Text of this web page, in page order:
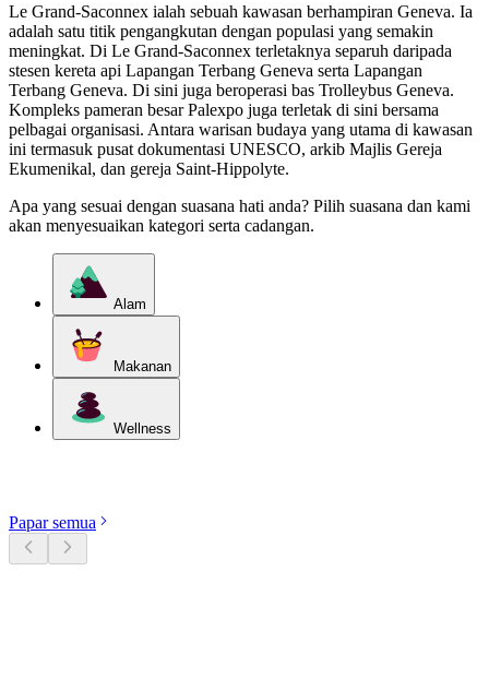
Le Grand-Saconnex ialah sebuah kawasan berhampiran Geneva. Ia
adalah satu titik pengangkutan dengan populasi yang semakin
meningkat. Di Le Grand-Saconnex terletaknya separuh daripada
stesen kereta api Lapangan Terbang Geneva serta Lapangan
Terbang Geneva. Di sini juga beroperasi bas Trolleybus Geneva.
Kompleks pameran besar Palexpo juga terletak di sini bersama
pelbagai organisasi. Antara warisan budaya yang utama di kawasan
ini termasuk pusat dokumentasi UNESCO, arkib Majlis Gereja
Ekumenikal, dan gereja Saint-Hippolyte.
Apa yang sesuai dengan suasana hati anda? Pilih suasana dan kami
akan menyesuaikan kategori serta cadangan.
Alam
Makanan
Wellness
Papar semua